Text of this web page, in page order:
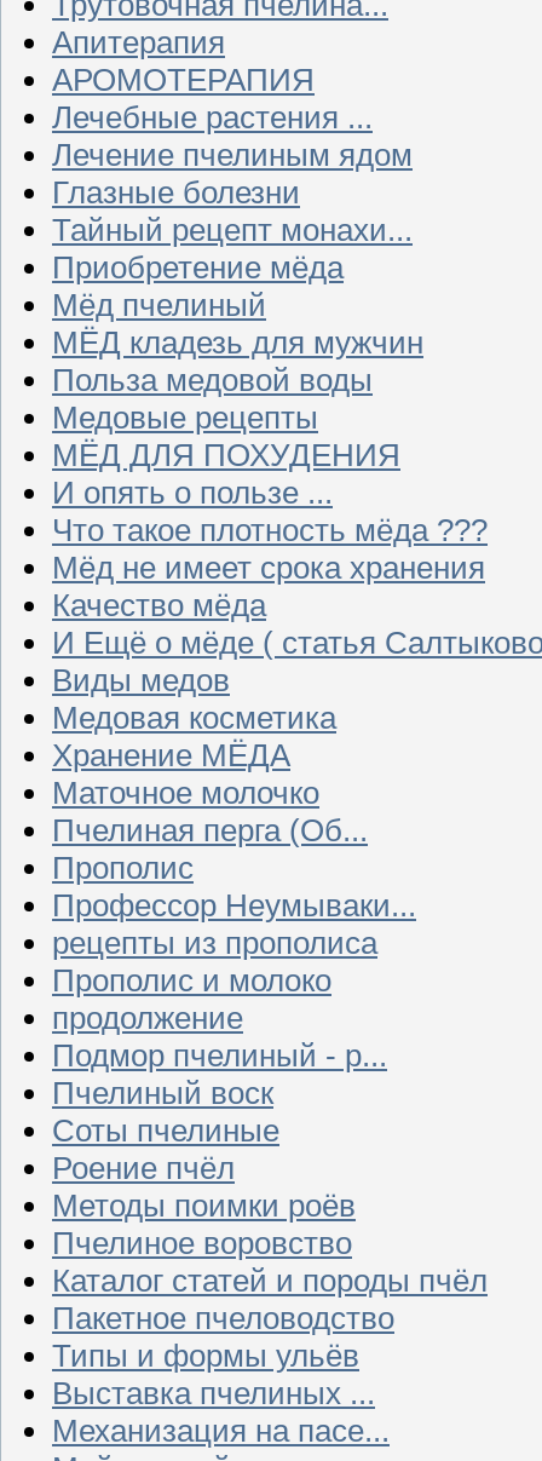
Апитерапия
АРОМОТЕРАПИЯ
Лечебные растения ...
Лечение пчелиным ядом
Глазные болезни
Тайный рецепт монахи...
Приобретение мёда
Мёд пчелиный
МЁД кладезь для мужчин
Польза медовой воды
Медовые рецепты
МЁД ДЛЯ ПОХУДЕНИЯ
И опять о пользе ...
Что такое плотность мёда ???
Мёд не имеет срока хранения
Качество мёда
И Ещё о мёде ( статья
Виды медов
Медовая косметика
Хранение МЁДА
Маточное молочко
Пчелиная перга (Об...
Прополис
Профессор Неумываки...
рецепты из прополиса
Прополис и молоко
продолжение
Подмор пчелиный - р...
Пчелиный воск
Соты пчелиные
Роение пчёл
Методы поимки роёв
Пчелиное воровство
Каталог статей и породы пчёл
Пакетное пчеловодство
Типы и формы ульёв
Выставка пчелиных ...
Механизация на пасе...